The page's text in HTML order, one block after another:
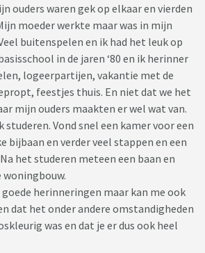
ouders waren gek op elkaar en vierden
moeder werkte maar was in mijn
buitenspelen en ik had het leuk op
in de jaren ‘80 en ik herinner
logeerpartijen, vakantie met de
feestjes thuis. En niet dat we het
mijn ouders maakten er wel wat van.
studeren. Vond snel een kamer voor een
bijbaan en verder veel stappen en een
het studeren meteen een baan en
woningbouw.
herinneringen maar kan me ook
dat het onder andere omstandigheden
was en dat je er dus ook heel